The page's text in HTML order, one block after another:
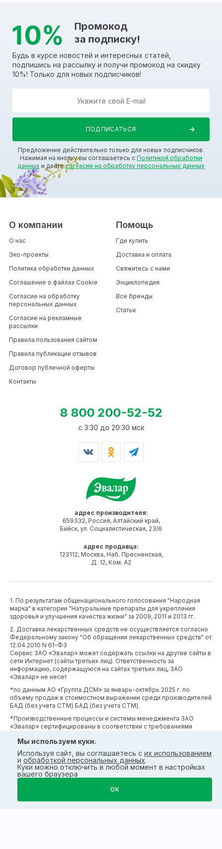
Промокод
за подписку!
Будь в курсе новостей и интересных статей,
подпишись на рассылку и получи промокод на скидку
10%! Только для новых подписчиков!
Предложение действительно только для новых подписчиков.
Нажимая на кнопку вы соглашаетесь с Политикой обработки
данных и даетесогласие на обработку персональных данных
адрес производителя:
659332, Россия, Алтайский край,
Бийск, ул. Социалистическая, 23/6
адрес продавца:
123112, Москва, Наб. Пресненская,
Д. 12, Ком. А2
О компании
О нас
Эко-проекты
Политика обработки данных
Соглашение о файлах Cookie
Согласие на обработку
персональных данных
Согласие на рекламные
рассылки
Правила пользования сайтом
Правила публикации отзывов
Договор публичной оферты
Контакты
Помощь
Где купить
Доставка и оплата
Свяжитесь с нами
Энциклопедия
Все бренды
Статьи
8 800 200-52-52
c 3:30 до 20:30 мск
1. По результатам общенационального голосования "Народная
марка" в категории "Натуральные препараты для укрепления
здоровья и улучшения качества жизни" за 2009, 2011 и 2013 гг.
2. Доставка лекарственных средств не осуществляется согласно
Федеральному закону "Об обращении лекарственных средств" от
12.04.2010 N 61-ФЗ
Сервис ЗАО «Эвалар» может содержать ссылки на другие сайты в
сети Интернет (сайты третьих лиц). Ответственность за
информацию, содержащуюся на сайтах третьих лиц, ЗАО
«Эвалар» не несет
*по данным АО «Группа ДСМ» за январь-октябрь 2025 г. по
объему продаж в стоимостном выражении среди производителей
БАД (без учета СТМ) БАД (без учета СТМ).
*Производственные процессы и системы менеджмента ЗАО
«Эвалар» сертифицированы в соответствии с требованиями
Мы используем куки.
Используя сайт, вы соглашаетесь с их использованием
и обработкой персональных данных.
Куки можно отключить в любой момент в настройках
вашего браузера
ОК